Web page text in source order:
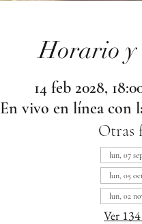
Horario y
14 feb 2028,
En vivo en línea con
Otras
lun, 07
lun, 05
lun, 02
Ver